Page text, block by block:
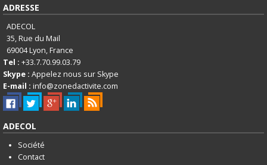
ADRESSE
ADECOL
35, Rue du Mail
69004Lyon, France
Tel : +33.7.70.99.03.79
Skype : Appelez nous sur Skype
E-mail : info@zonedactivite.com
ADECOL
Société
Contact